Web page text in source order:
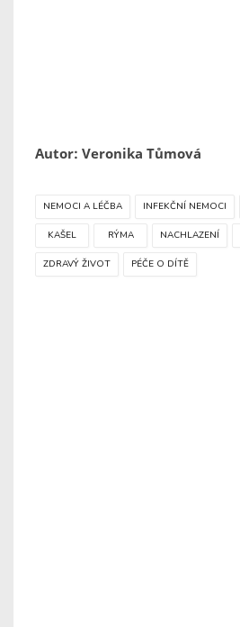
Autor: Veronika Tůmová
NEMOCI A LÉČBA INFEKČNÍ NEMOCI
KAŠEL RÝMA NACHLAZENÍ
ZDRAVÝ ŽIVOT PÉČE O DÍTĚ